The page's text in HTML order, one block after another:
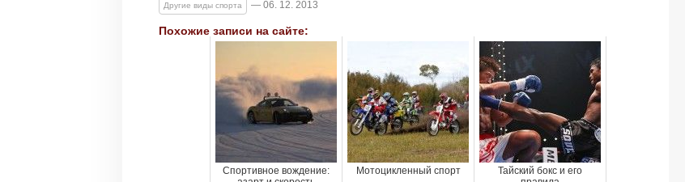
Другие виды спорта — 06. 12. 2013
Похожие записи на сайте:
Спортивное вождение:
Мотоцикленный спорт
Тайский бокс и его